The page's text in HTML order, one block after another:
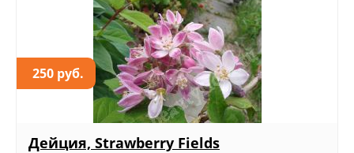
250 руб.
Дейция, Strawberry Fields